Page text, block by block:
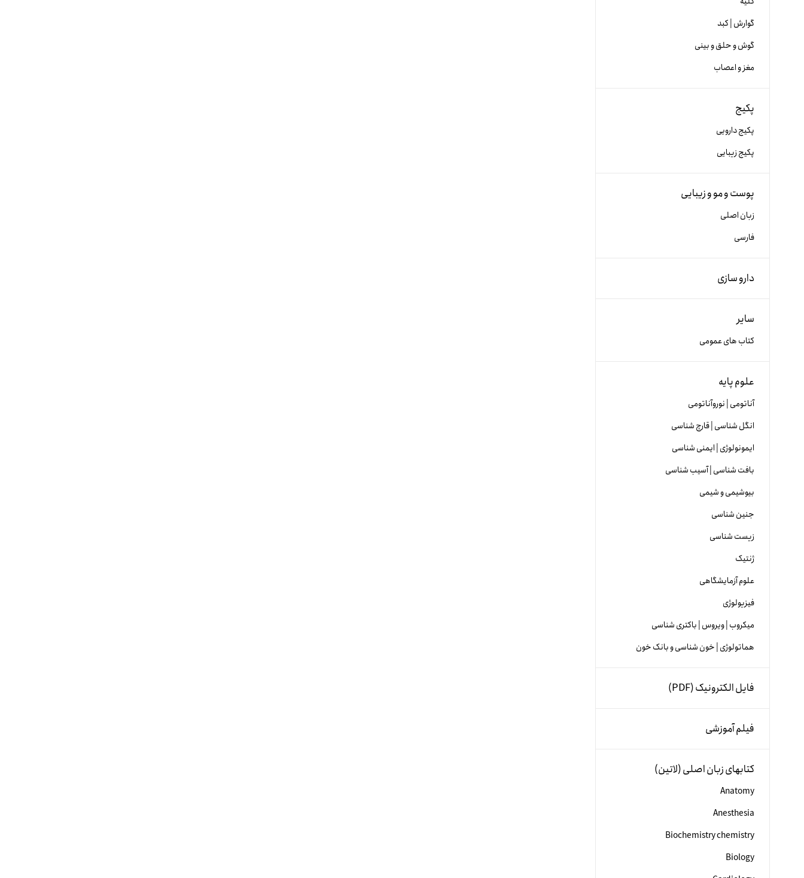
گوارش | کبد
گوش و حلق و بینی
مغز و اعصاب
پکیج
پکیج دارویی
پکیج زیبایی
پوست و مو و زیبایی
زبان اصلی
فارسی
دارو سازی
سایر
کتاب های عمومی
علوم پایه
آناتومی | نوروآناتومی
انگل شناسی | قارچ شناسی
ایمونولوژی | ایمنی شناسی
بافت شناسی | آسیب شناسی
بیوشیمی و شیمی
جنین شناسی
زیست شناسی
ژنتیک
علوم آزمایشگاهی
فیزیولوژی
میکروب | ویروس | باکتری شناسی
هماتولوژی | خون شناسی و بانک خون
فایل الکترونیک (PDF)
فیلم آموزشی
کتابهای زبان اصلی (لاتین)
Anatomy
Anesthesia
Biochemistry chemistry
Biology